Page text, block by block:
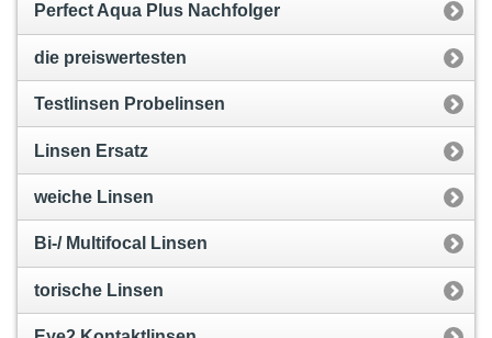
Perfect Aqua Plus Nachfolger
die preiswertesten
Testlinsen Probelinsen
Linsen Ersatz
weiche Linsen
Bi-/ Multifocal Linsen
torische Linsen